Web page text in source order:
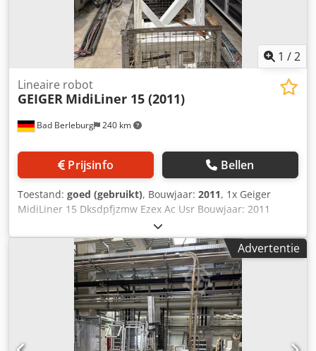
1 /2
Bad Berleburg 240 km
Lineaire robot
GEIGER MidiLiner 15 (2011)
Prijsinfo Bellen
Toestand: goed (gebruikt), Bouwjaar: 2011, 1x Geiger
MidiLiner 15 Dksdpfjzmw Ezex Ac Usr Bouwjaar: 2011
Advertentie